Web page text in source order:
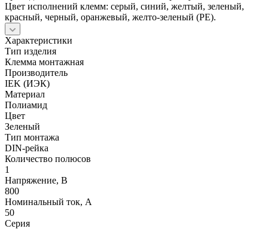
Цвет исполнений клемм: серый, синий, желтый, зеленый,
красный, черный, оранжевый, желто-зеленый (PE).
Характеристики
Тип изделия
Клемма монтажная
Производитель
IEK (ИЭК)
Материал
Полиамид
Цвет
Зеленый
Тип монтажа
DIN-рейка
Количество полюсов
1
Напряжение, В
800
Номинальный ток, А
50
Серия